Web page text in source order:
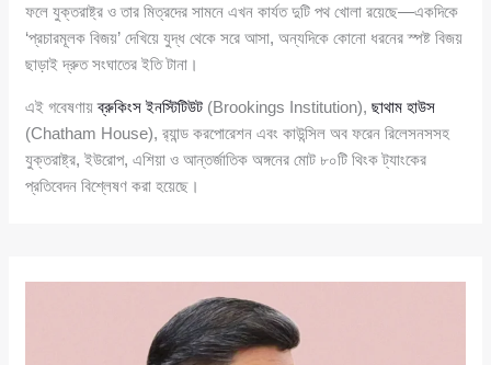
ফলে যুক্তরাষ্ট্র ও তার মিত্রদের সামনে এখন কার্যত দুটি পথ খোলা রয়েছে—একদিকে
‘প্রচারমূলক বিজয়’ দেখিয়ে যুদ্ধ থেকে সরে আসা, অন্যদিকে কোনো ধরনের স্পষ্ট বিজয়
ছাড়াই দ্রুত সংঘাতের ইতি টানা।
এই গবেষণায়ব্রুকিংস ইনস্টিটিউট (Brookings Institution),ছাথাম হাউস
(Chatham House), র‍্যান্ড করপোরেশন এবং কাউন্সিল অব ফরেন রিলেসনসসহ
যুক্তরাষ্ট্র, ইউরোপ, এশিয়া ও আন্তর্জাতিক অঙ্গনের মোট ৮০টি থিংক ট্যাংকের
প্রতিবেদন বিশ্লেষণ করা হয়েছে।